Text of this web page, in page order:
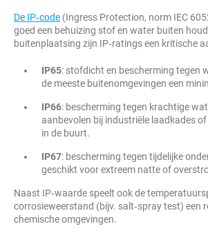
De IP‑code (Ingress Protection, norm IEC
goed een behuizing stof en water buiten
buitenplaatsing zijn IP‑ratings een kritische
IP65: stofdicht en bescherming tegen
de meeste buitenomgevingen een
IP66: bescherming tegen krachtige
aanbevolen bij industriële laadkades
in de buurt.
IP67: bescherming tegen tijdelijke
geschikt voor extreem natte of
Naast IP‑waarde speelt ook de
corrosieweerstand (bijv. salt‑spray test) een
chemische omgevingen.